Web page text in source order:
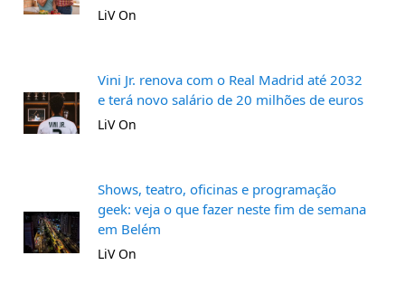
LiV On
Vini Jr. renova com o Real Madrid até 2032
e terá novo salário de 20 milhões de euros
LiV On
Shows, teatro, oficinas e programação
geek: veja o que fazer neste fim de semana
em Belém
LiV On